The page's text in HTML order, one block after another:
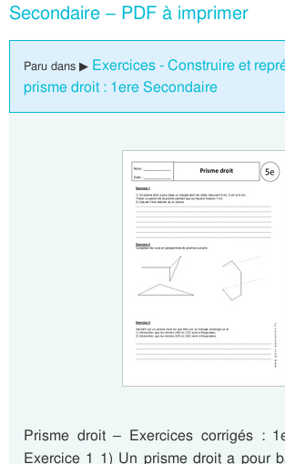
Secondaire – PDF à imprimer
Paru dans ▶ Exercices - Construire et
prisme droit : 1ere Secondaire
Prisme droit – Exercices corrigés :
Exercice 1 1) Un prisme droit a pour